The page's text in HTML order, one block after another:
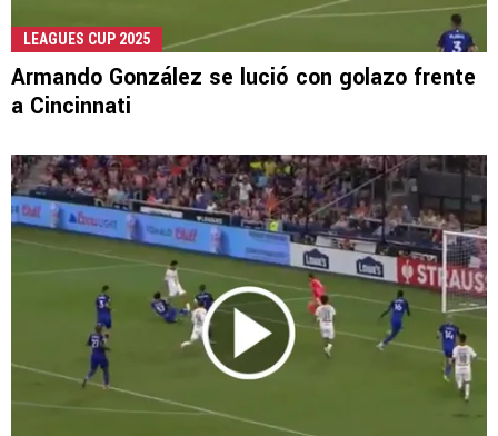
LEAGUES CUP 2025
Armando González se lució con golazo frente
a Cincinnati